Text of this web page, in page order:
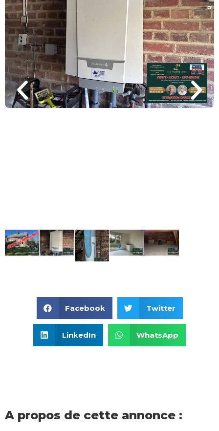
Facebook Twitter
LinkedIn WhatsApp
A propos de cette annonce :